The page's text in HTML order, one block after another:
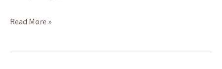
Read More »